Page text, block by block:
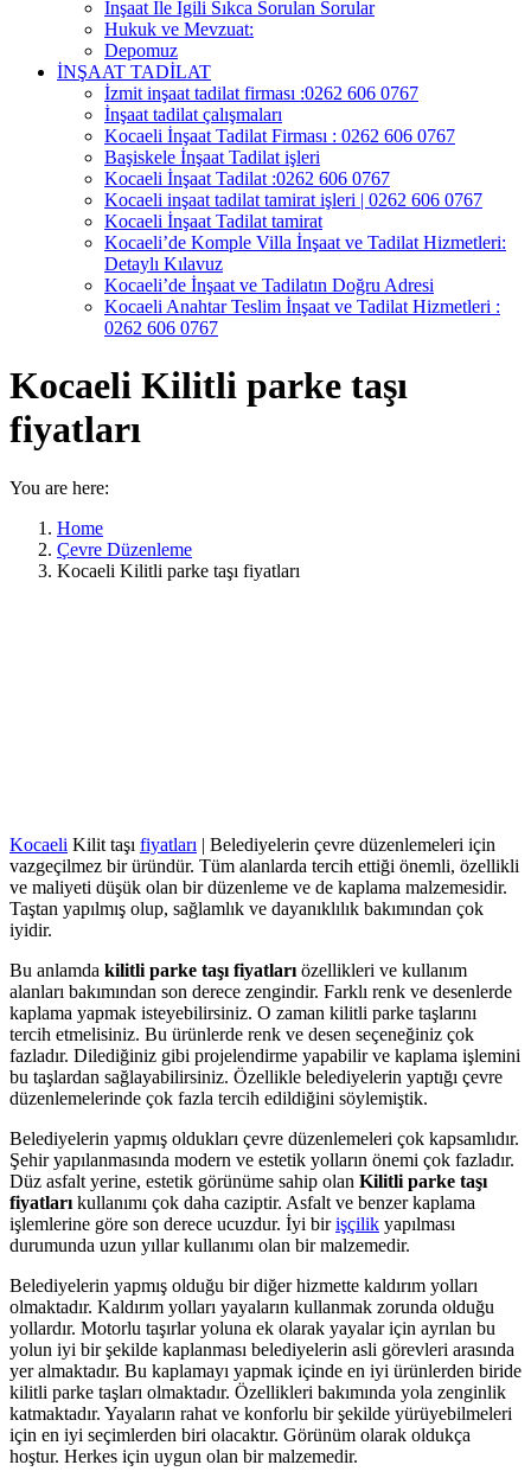
İnşaat İle İgili Sıkca Sorulan Sorular
Hukuk ve Mevzuat:
Depomuz
İNŞAAT TADİLAT
İzmit inşaat tadilat firması :0262 606 0767
İnşaat tadilat çalışmaları
Kocaeli İnşaat Tadilat Firması : 0262 606 0767
Başiskele İnşaat Tadilat işleri
Kocaeli İnşaat Tadilat :0262 606 0767
Kocaeli inşaat tadilat tamirat işleri | 0262 606 0767
Kocaeli İnşaat Tadilat tamirat
Kocaeli’de Komple Villa İnşaat ve Tadilat Hizmetleri:
Detaylı Kılavuz
Kocaeli’de İnşaat ve Tadilatın Doğru Adresi
Kocaeli Anahtar Teslim İnşaat ve Tadilat Hizmetleri :
0262 606 0767
Kocaeli Kilitli parke taşı
fiyatları
You are here:
Home
Çevre Düzenleme
Kocaeli Kilitli parke taşı fiyatları
Kocaeli Kilit taşı fiyatları | Belediyelerin çevre düzenlemeleri için
vazgeçilmez bir üründür. Tüm alanlarda tercih ettiği önemli, özellikli
ve maliyeti düşük olan bir düzenleme ve de kaplama malzemesidir.
Taştan yapılmış olup, sağlamlık ve dayanıklılık bakımından çok
iyidir.
Bu anlamda kilitli parke taşı fiyatları özellikleri ve kullanım
alanları bakımından son derece zengindir. Farklı renk ve desenlerde
kaplama yapmak isteyebilirsiniz. O zaman kilitli parke taşlarını
tercih etmelisiniz. Bu ürünlerde renk ve desen seçeneğiniz çok
fazladır. Dilediğiniz gibi projelendirme yapabilir ve kaplama işlemini
bu taşlardan sağlayabilirsiniz. Özellikle belediyelerin yaptığı çevre
düzenlemelerinde çok fazla tercih edildiğini söylemiştik.
Belediyelerin yapmış oldukları çevre düzenlemeleri çok kapsamlıdır.
Şehir yapılanmasında modern ve estetik yolların önemi çok fazladır.
Düz asfalt yerine, estetik görünüme sahip olan Kilitli parke taşı
fiyatları kullanımı çok daha caziptir. Asfalt ve benzer kaplama
işlemlerine göre son derece ucuzdur. İyi birişçilik yapılması
durumunda uzun yıllar kullanımı olan bir malzemedir.
Belediyelerin yapmış olduğu bir diğer hizmette kaldırım yolları
olmaktadır. Kaldırım yolları yayaların kullanmak zorunda olduğu
yollardır. Motorlu taşırlar yoluna ek olarak yayalar için ayrılan bu
yolun iyi bir şekilde kaplanması belediyelerin asli görevleri arasında
yer almaktadır. Bu kaplamayı yapmak içinde en iyi ürünlerden biride
kilitli parke taşları olmaktadır. Özellikleri bakımında yola zenginlik
katmaktadır. Yayaların rahat ve konforlu bir şekilde yürüyebilmeleri
için en iyi seçimlerden biri olacaktır. Görünüm olarak oldukça
hoştur. Herkes için uygun olan bir malzemedir.